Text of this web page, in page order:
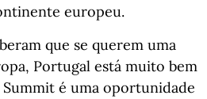
europeu.
que se querem uma
Portugal está muito bem
é uma oportunidade